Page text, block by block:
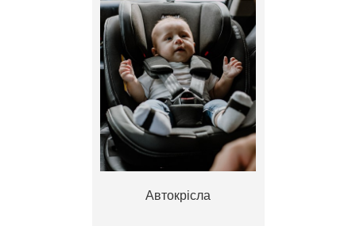
Автокрісла